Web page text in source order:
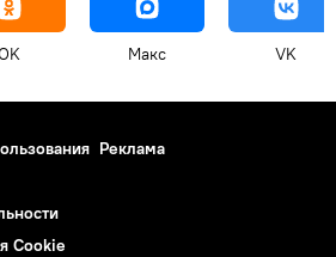
OK Макс VK
Реклама
Cookie